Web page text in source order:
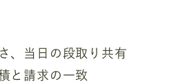
、当日の段取り共有
と請求の一致